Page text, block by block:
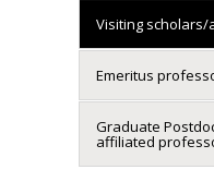
Visiting
Emeritus
Graduate
affiliated